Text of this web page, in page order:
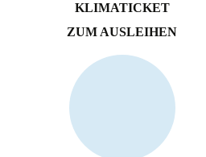
KLIMATICKET
ZUM AUSLEIHEN